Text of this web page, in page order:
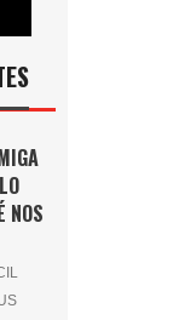
NOS